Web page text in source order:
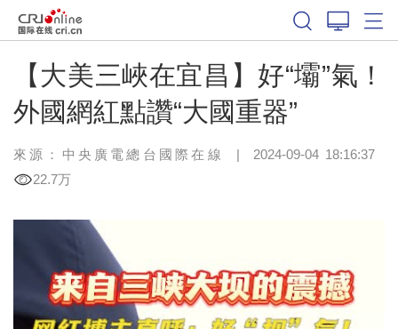
【大美三峽在宜昌】好“壩”氣！
外國網紅點讚“大國重器”
來源：中央廣電總台國際在線 | 2024-09-04 18:16:37
22.7万